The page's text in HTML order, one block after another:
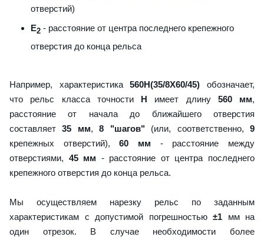
отверстий)
E2 - расстояние от центра последнего крепежного
отверстия до конца рельса
Например, характеристика560H(35/8X60/45) обозначает,
что рельс класса точности H имеет длину 560 мм,
расстояние от начала до ближайшего отверстия
составляет35 мм,8 "шагов" (или, соответственно,9
крепежных отверстий),60 мм - расстояние между
отверстиями, 45 мм - расстояние от центра последнего
крепежного отверстия до конца рельса.
Мы осуществляем нарезку рельс по заданным
характеристикам с допустимой погрешностью ±1 мм на
один отрезок. В случае необходимости более